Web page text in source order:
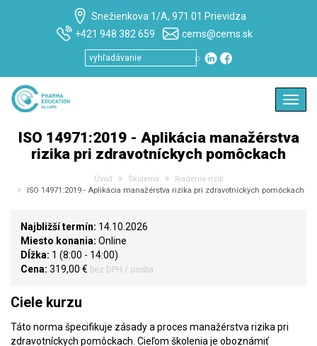
Snežienkova 1/A, 971 01 Prievidza
+421 948 382 659
cems@cems.sk
⌕
ISO 14971:2019 - Aplikácia manažérstva
rizika pri zdravotníckych pomôckach
Úvod Školenia
Riadenie rizík
ISO 14971:2019 - Aplikácia manažérstva rizika pri zdravotníckych pomôckach
Najbližší termín: 14.10.2026
Miesto konania: Online
Dĺžka: 1 (8:00 - 14:00)
Cena: 319,00 € bez DPH / osoba
Ciele kurzu
Táto norma špecifikuje zásady a proces manažérstva rizika pri
zdravotníckych pomôckach. Cieľom školenia je oboznámiť